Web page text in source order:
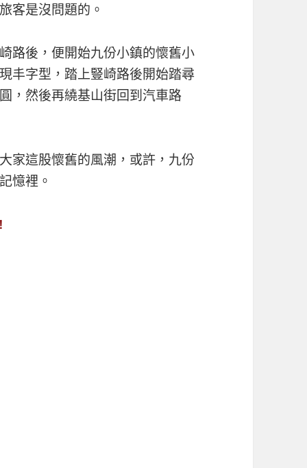
客是沒問題的。
路後，便開始九份小鎮的懷舊小
丰字型，踏上豎崎路後開始踏尋
，然後再繞基山街回到汽車路
家這股懷舊的風潮，或許，九份
憶裡。